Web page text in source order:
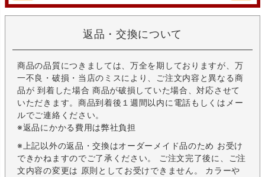
返品・交換について
商品の品質につきましては、万全を期しておりますが、万
一不良・破損・当店のミスにより、ご注文内容と異なる商
品が 到着した場合 商品が破損していた場合、対応させて
いただきます。商品到着後１週間以内に電話もしくはメー
ルでご連絡ください。
※返品にかかる費用は弊社負担
※上記以外の返品・交換はオーダーメイド品のため お受け
できかねますのでご了承ください。 ご注文完了後に、ご注
文内容の変更は 原則としてお受けできません。 カラーや